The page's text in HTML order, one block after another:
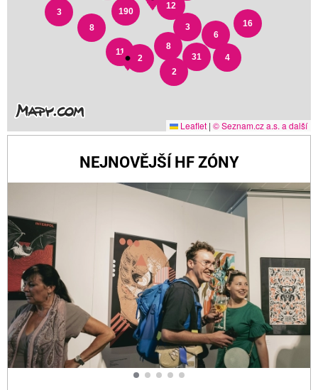
3
2
16
2
6
4
8
31
3
12
8
11
190
Leaflet | © Seznam.cz a.s. a další
NEJNOVĚJŠÍ HF ZÓNY